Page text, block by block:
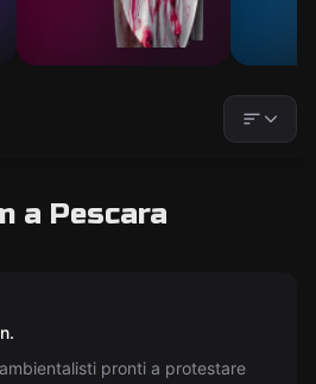
a Pescara
pronti a protestare